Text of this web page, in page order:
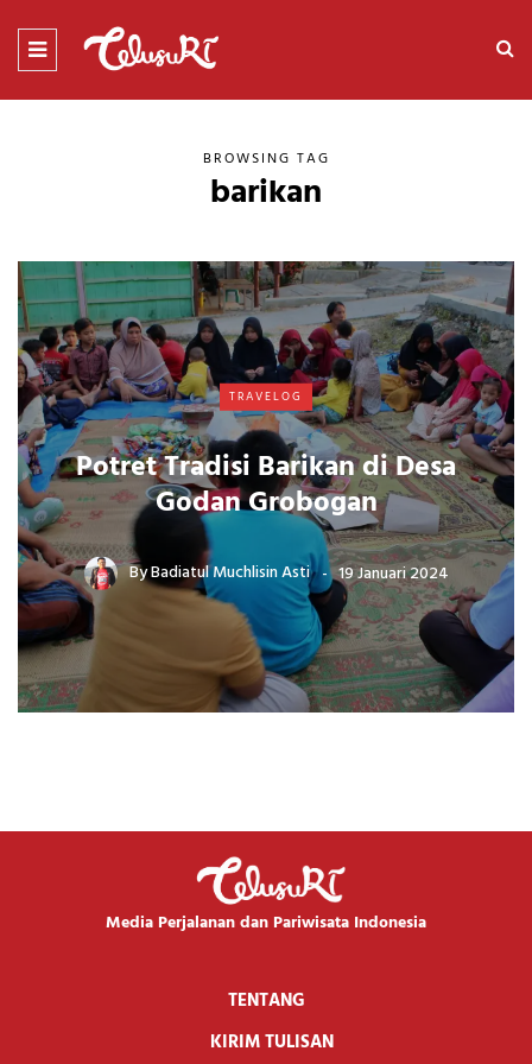
BROWSING TAG
barikan
TRAVELOG
Potret Tradisi Barikan di Desa
Godan Grobogan
ByBadiatul Muchlisin Asti 19 Januari 2024
Media Perjalanan dan Pariwisata Indonesia
TENTANG
KIRIM TULISAN